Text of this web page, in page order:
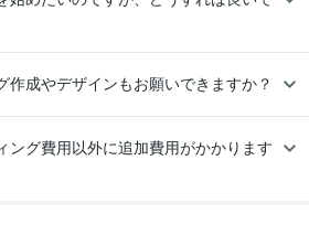
作成やデザインもお願いできますか？
ング費用以外に追加費用がかかります